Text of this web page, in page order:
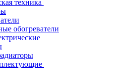
техника
обогреватели